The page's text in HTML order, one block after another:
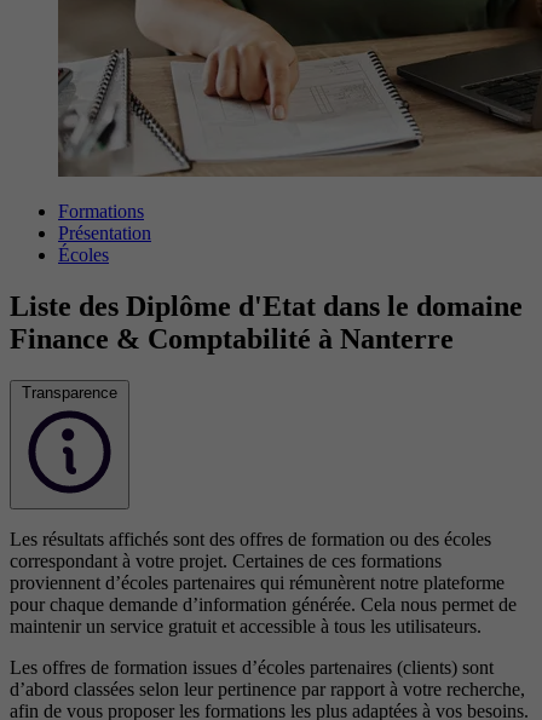
Formations
Présentation
Écoles
Liste des Diplôme d'Etat dans le domaine
Finance & Comptabilité à Nanterre
Transparence
Les résultats affichés sont des offres de formation ou des écoles
correspondant à votre projet. Certaines de ces formations
proviennent d’écoles partenaires qui rémunèrent notre plateforme
pour chaque demande d’information générée. Cela nous permet de
maintenir un service gratuit et accessible à tous les utilisateurs.
Les offres de formation issues d’écoles partenaires (clients) sont
d’abord classées selon leur pertinence par rapport à votre recherche,
afin de vous proposer les formations les plus adaptées à vos besoins.